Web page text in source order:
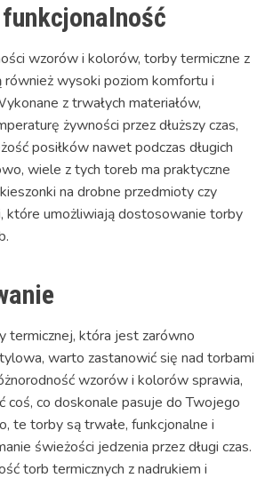
wzorów i kolorów, torby termiczne z
również wysoki poziom komfortu i
z trwałych materiałów,
żywności przez dłuższy czas,
posiłków nawet podczas długich
wiele z tych toreb ma praktyczne
na drobne przedmioty czy
które umożliwiają dostosowanie torby
termicznej, która jest zarówno
warto zastanowić się nad torbami
wzorów i kolorów sprawia,
coś, co doskonale pasuje do Twojego
te torby są trwałe, funkcjonalne i
świeżości jedzenia przez długi czas.
torb termicznych z nadrukiem i